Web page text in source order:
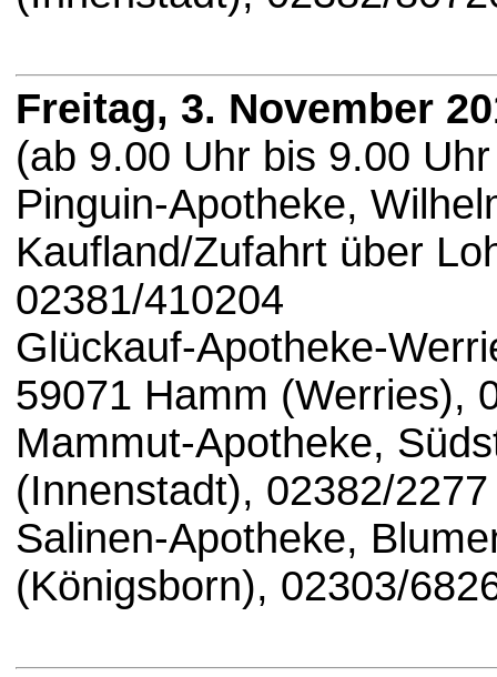
Freitag, 3. November
(ab 9.00 Uhr bis 9.00
Pinguin-Apotheke,
Kaufland/Zufahrt über
02381/410204
Glückauf-Apotheke-
59071 Hamm (Werries),
Mammut-Apotheke,
(Innenstadt), 02382/2277
Salinen-Apotheke,
(Königsborn), 02303/